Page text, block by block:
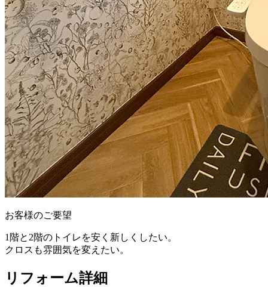
お客様のご要望
1階と2階のトイレを安く新しくしたい。
クロスも雰囲気を変えたい。
リフォーム詳細